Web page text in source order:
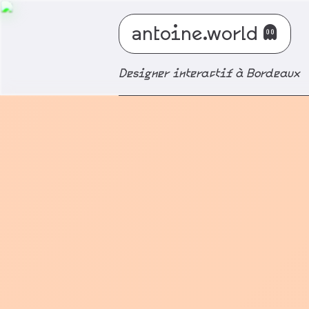
antoine.world 👻
Designer interactif à Bordeaux